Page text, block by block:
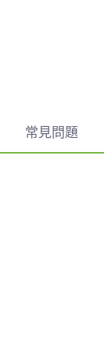
常見問題